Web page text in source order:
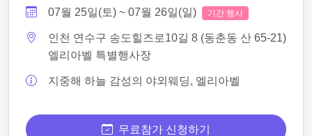
07월 25일(토) ~ 07월 26일(일) 기간 행사
인천 연수구 송도힐즈로10길 8 (동춘동 산 65-21)
엘리아벨 특별행사장
지중해 하늘 감성의 야외웨딩, 엘리아벨
무료참가 신청하기